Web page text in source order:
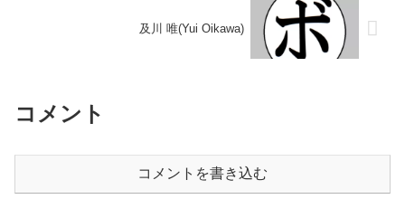
及川 唯(Yui Oikawa)
コメント
コメントを書き込む